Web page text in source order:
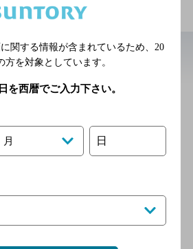
辺のバー
[ダイニングバー]
JR中央本線（東京-塩尻） 八
王子駅 北口 徒歩6分
関する情報が含まれているため、 20
方を対象としています。
を西暦でご入力下さい。
月 日